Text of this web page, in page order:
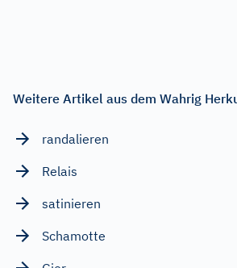
Weitere Artikel aus dem Wahrig
randalieren
Relais
satinieren
Schamotte